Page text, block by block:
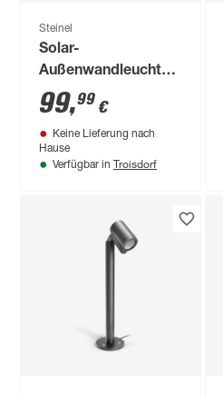
Steinel
Solar-
Außenwandleuchte
'Xsolar L-S ONE' mit
Bewegungssensor
150 lm warmweiß IP
44 18,9 x 29,8 x 18,7
99,99 €
Keine Lieferung nach
Hause
Verfügbar in Troisdorf